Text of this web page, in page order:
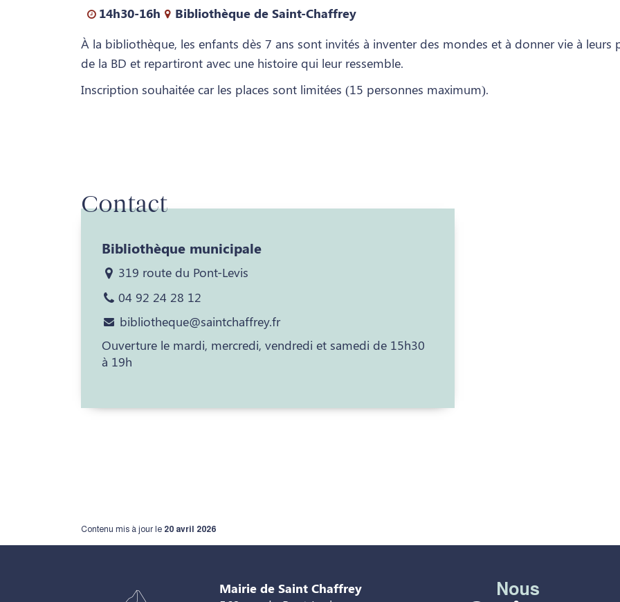
14h30-16h
Bibliothèque de Saint-Chaffrey
À la bibliothèque, les enfants dès 7 ans sont invités à inventer des mondes et à donner vie à leurs
de la BD et repartiront avec une histoire qui leur ressemble.
Inscription souhaitée car les places sont limitées (15 personnes maximum).
Contact
Bibliothèque municipale
319 route du Pont-Levis
04 92 24 28 12
bibliotheque@saintchaffrey.fr
Ouverture le mardi, mercredi, vendredi et samedi de 15h30
à 19h
Contenu mis à jour le 20 avril 2026
Mairie de Saint Chaffrey
Nous